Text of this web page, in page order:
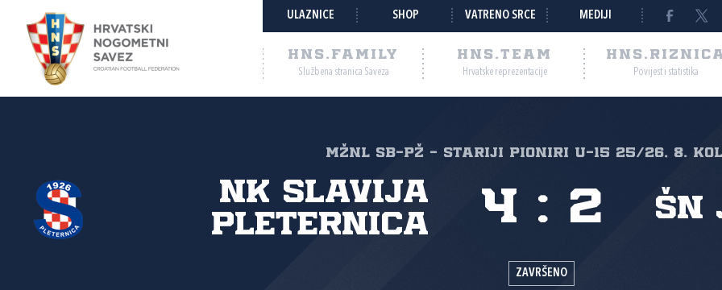
ULAZNICE SHOP VATRENO SRCE MEDIJI
HNS.FAMILY
Službena stranica Saveza
HNS.TEAM
Hrvatske reprezentacije Povijest i statistika
MŽNL SB-PŽ - STARIJI PIONIRI U-15 25/26, 8.
NK Slavija
Pleternica
ŠN
4 : 2
ZAVRŠENO